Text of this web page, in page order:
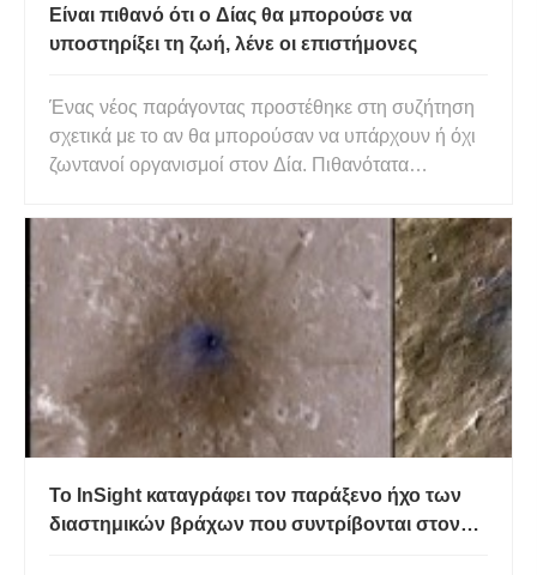
Είναι πιθανό ότι ο Δίας θα μπορούσε να
υποστηρίξει τη ζωή, λένε οι επιστήμονες
Ένας νέος παράγοντας προστέθηκε στη συζήτηση
σχετικά με το αν θα μπορούσαν να υπάρχουν ή όχι
ζωντανοί οργανισμοί στον Δία. Πιθανότατα
ένας γίγαντας που σχηματίστηκε κυρίως από αέρια.
Πώς θα μπορούσε λοιπόν η εξωγήινη ζωή να
υπάρχει σε ένα περιβάλλον ό
Το InSight καταγράφει τον παράξενο ήχο των
διαστημικών βράχων που συντρίβονται στον